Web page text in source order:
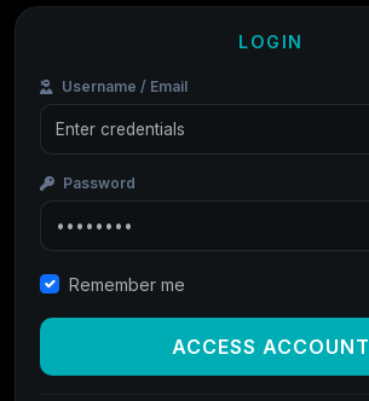
LOGIN
Username / Email
Password
Remember me
ACCESS ACCOUNT